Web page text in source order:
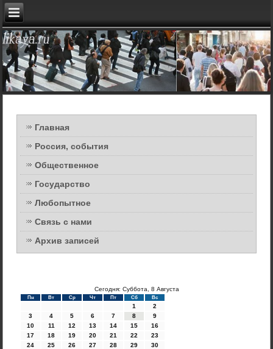
Главная
Россия, события
Общественное
Государство
Любопытное
Связь с нами
Архив записей
Сегодня: Суббота, 8 Августа
Пн Вт Ср Чт Пт Сб Вс
1
2
3
4 5 6 7 8
9
10
11 12 13 14 15
16
17
18 19 20 21 22
23
24
25 26 27 28 29
30